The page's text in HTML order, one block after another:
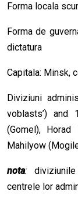
Forma locala
Forma de
dictatura
Capitala: Minsk,
Diviziuni
voblasts’) and
(Gomel),
Mahilyow
nota:
centrele lor